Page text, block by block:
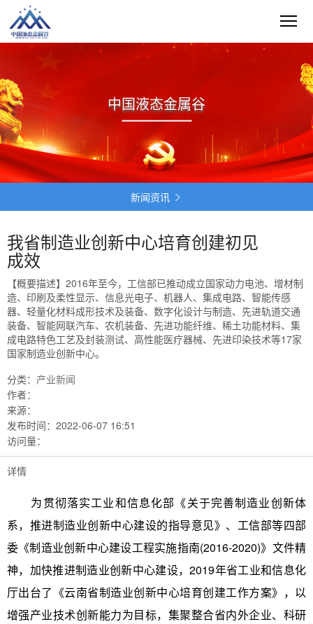
中国液态金属谷
新闻资讯 
我省制造业创新中心培育创建初见
成效
【概要描述】 2016年至今，工信部已推动成立国家动力电池、增材制
造、印刷及柔性显示、信息光电子、机器人、集成电路、智能传感
器、轻量化材料成形技术及装备、数字化设计与制造、先进轨道交通
装备、智能网联汽车、农机装备、先进功能纤维、稀土功能材料、集
成电路特色工艺及封装测试、高性能医疗器械、先进印染技术等17家
国家制造业创新中心。
分类： 产业新闻
作者：
来源：
发布时间： 2022-06-07 16:51
访问量：
详情
为贯彻落实工业和信息化部《关于完善制造业创新体
系，推进制造业创新中心建设的指导意见》、工信部等四部
委《制造业创新中心建设工程实施指南(2016-2020)》文件精
神，加快推进制造业创新中心建设，2019年省工业和信息化
厅出台了《云南省制造业创新中心培育创建工作方案》，以
增强产业技术创新能力为目标，集聚整合省内外企业、科研